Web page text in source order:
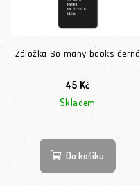
Záložka So many books černá
45 Kč
Skladem
Do košíku